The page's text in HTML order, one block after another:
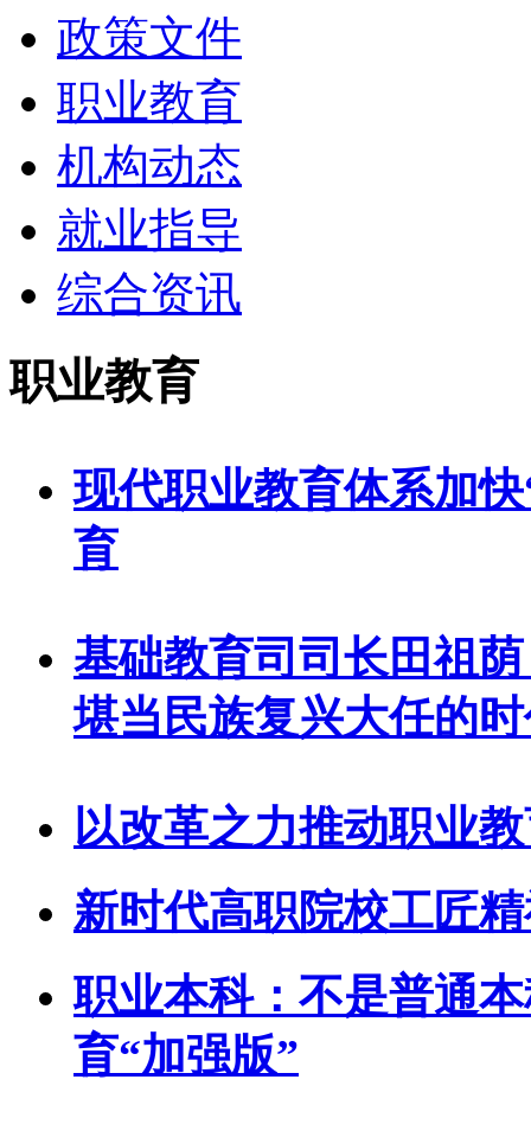
政策文件
职业教育
机构动态
就业指导
综合资讯
职业教育
现代职业教育体系加
育
基础教育司司长田祖
堪当民族复兴大任的
以改革之力推动职业
新时代高职院校工匠
职业本科：不是普通
育“加强版”